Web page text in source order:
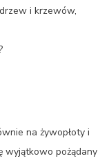
i krzewów,
na żywopłoty i
wyjątkowo pożądany